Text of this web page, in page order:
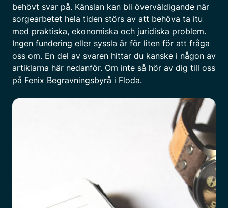
behövt svar på. Känslan kan bli överväldigande när
sorgearbetet hela tiden störs av att behöva ta itu
med praktiska, ekonomiska och juridiska problem.
Ingen fundering eller syssla är för liten för att fråga
oss om. En del av svaren hittar du kanske i någon av
artiklarna här nedanför. Om inte så hör av dig till oss
på Fenix Begravningsbyrå i Floda.